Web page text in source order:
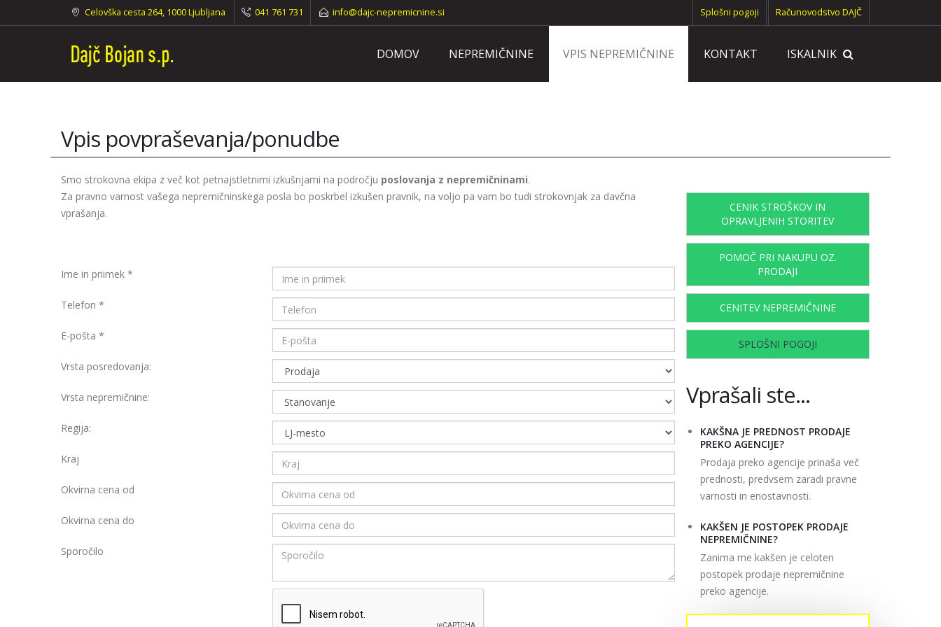
Celovška cesta 264, 1000 Ljubljana 041 761 731 info@dajc-nepremicnine.si Splošni pogoji Računovodstvo DAJČ
DOMOV NEPREMIČNINE VPIS NEPREMIČNINE KONTAKT ISKALNIK
Vpis povpraševanja/ponudbe
Smo strokovna ekipa z več kot petnajstletnimi izkušnjami na področju poslovanja z nepremičninami.
Za pravno varnost vašega nepremičninskega posla bo poskrbel izkušen pravnik, na voljo pa vam bo tudi strokovnjak za davčna
vprašanja.
Ime in priimek *
Telefon *
E-pošta *
Vrsta posredovanja:
Vrsta nepremičnine:
Regija:
Kraj
Okvirna cena od
Okvirna cena do
Sporočilo
CENIK STROŠKOV IN
OPRAVLJENIH STORITEV
POMOČ PRI NAKUPU OZ.
PRODAJI
CENITEV NEPREMIČNINE
SPLOŠNI POGOJI
Vprašali ste...
KAKŠNA JE PREDNOST PRODAJE
PREKO AGENCIJE?
Prodaja preko agencije prinaša več
prednosti, predvsem zaradi pravne
varnosti in enostavnosti.
KAKŠEN JE POSTOPEK PRODAJE
NEPREMIČNINE?
Zanima me kakšen je celoten
postopek prodaje nepremičnine
preko agencije.